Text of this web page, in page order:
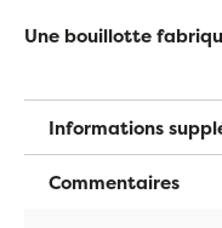
Une bouillotte
Informations
Commentaires